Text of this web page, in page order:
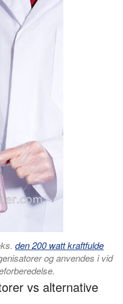
den 200 watt kraftfulde
og anvendes i vid
vs alternative